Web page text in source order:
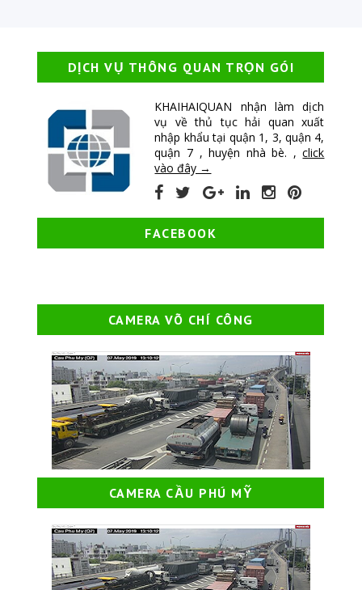
DỊCH VỤ THÔNG QUAN TRỌN GÓI
KHAIHAIQUAN nhận làm dịch
vụ về thủ tục hải quan xuất
nhập khẩu tại quận 1, 3, quận 4,
quận 7 , huyện nhà bè. ,click
vào đây →
FACEBOOK
CAMERA VÕ CHÍ CÔNG
CAMERA CẦU PHÚ MỸ